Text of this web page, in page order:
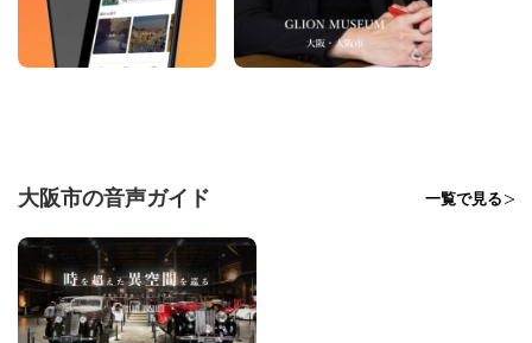
大阪市の音声ガイド 一覧で見る